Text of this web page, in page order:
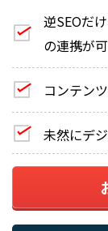
逆SEOだ
の連携が
コンテン
未然にデ